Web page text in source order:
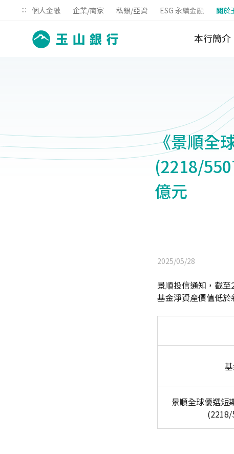
::: 個人金融 企業/商家 私銀/亞資 ESG 永續金融 關於
本行簡介
《景順全
(2218/
億元
2025/05/28
景順投信通知，截
基金淨資產價值低於
景順全球優選短